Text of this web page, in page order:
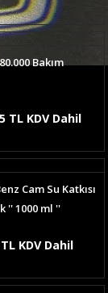
Bakım
TL KDV Dahil
Cam Su Katkısı
'' 1000 ml ''
KDV Dahil